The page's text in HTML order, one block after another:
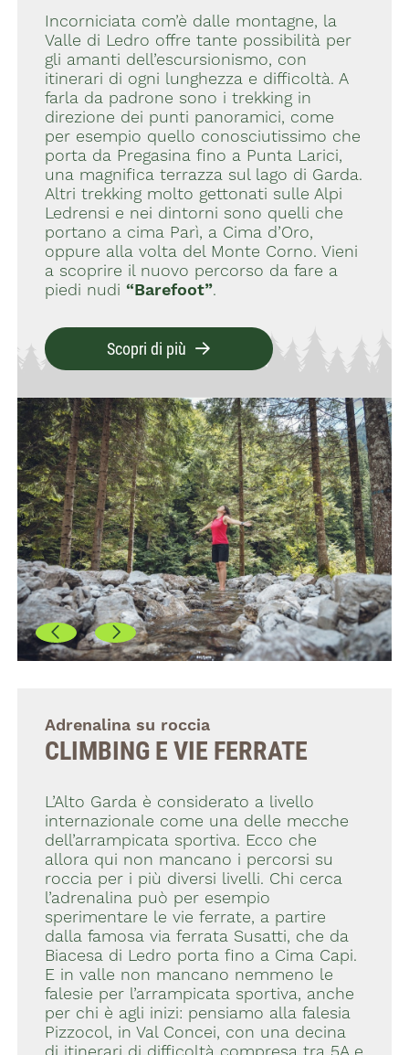
Incorniciata com’è dalle montagne, la
Valle di Ledro offre tante possibilità per
gli amanti dell’escursionismo, con
itinerari di ogni lunghezza e difficoltà. A
farla da padrone sono i trekking in
direzione dei punti panoramici, come
per esempio quello conosciutissimo che
porta da Pregasina fino a Punta Larici,
una magnifica terrazza sul lago di Garda.
Altri trekking molto gettonati sulle Alpi
Ledrensi e nei dintorni sono quelli che
portano a cima Parì, a Cima d’Oro,
oppure alla volta del Monte Corno. Vieni
a scoprire il nuovo percorso da fare a
piedi nudi “Barefoot”.
Scopri di più
Adrenalina su roccia
CLIMBING E VIE FERRATE
L’Alto Garda è considerato a livello
internazionale come una delle mecche
dell’arrampicata sportiva. Ecco che
allora qui non mancano i percorsi su
roccia per i più diversi livelli. Chi cerca
l’adrenalina può per esempio
sperimentare le vie ferrate, a partire
dalla famosa via ferrata Susatti, che da
Biacesa di Ledro porta fino a Cima Capi.
E in valle non mancano nemmeno le
falesie per l’arrampicata sportiva, anche
per chi è agli inizi: pensiamo alla falesia
Pizzocol, in Val Concei, con una decina